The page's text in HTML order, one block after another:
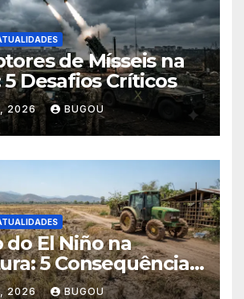
de Mísseis na
5 Desafios Críticos
2026 BUGOU
El Niño na
5 Consequências
2026 BUGOU